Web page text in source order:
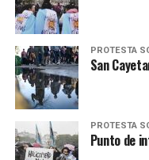
PROTESTA
San
PROTESTA
Punto de